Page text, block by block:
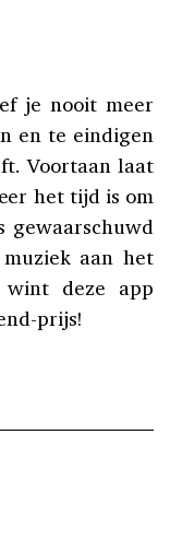
je nooit meer
en te eindigen
Voortaan laat
het tijd is om
aan het
wint deze app
prijs!